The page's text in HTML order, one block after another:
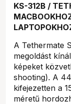
KS-312B /
A Tethermate
megoldást
képeket
shooting). A
kifejezetten a
méretű